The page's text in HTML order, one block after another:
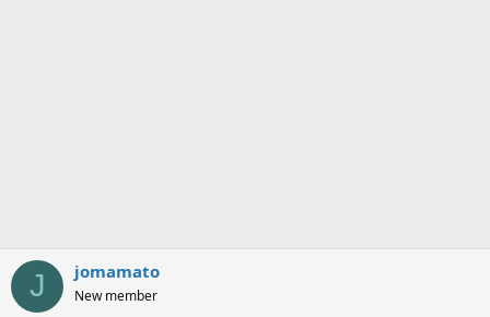
J jomamato
New member